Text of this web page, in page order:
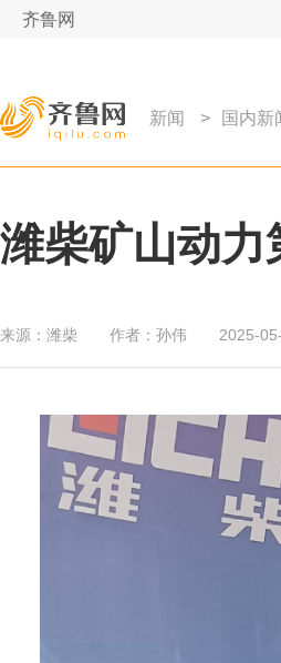
齐鲁网
新闻 > 国内新
潍柴矿山动力
来源： 潍柴 作者： 孙伟 2025-